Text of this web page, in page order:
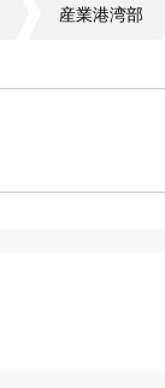
産業港湾部